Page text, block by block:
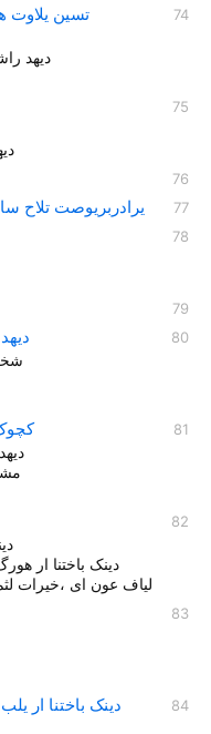
تسین
ديهد
یرادربريوصت تلاح
دینک باختنا ار
لیاف عون ای ،خیرات
دینک باختنا ار